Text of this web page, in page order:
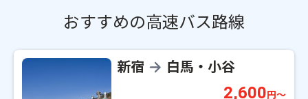
おすすめの高速バス路線
新宿 → 白馬・小谷
2,600円～